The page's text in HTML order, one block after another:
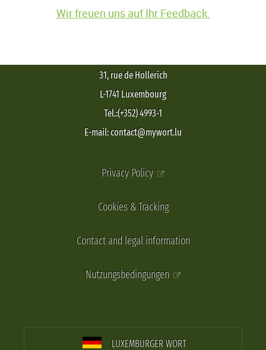
Wir freuen uns auf Ihr Feedback.
31, rue de Hollerich
L-1741 Luxembourg
Tel.:(+352) 4993-1
E-mail: contact@mywort.lu
Privacy Policy
Cookies & Tracking
Contact and legal information
Nutzungsbedingungen
LUXEMBURGER WORT